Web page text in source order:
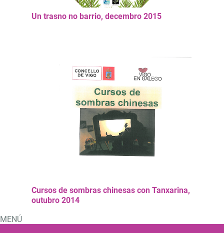
Un trasno no barrio, decembro 2015
Cursos de sombras chinesas con Tanxarina,
outubro 2014
MENÚ